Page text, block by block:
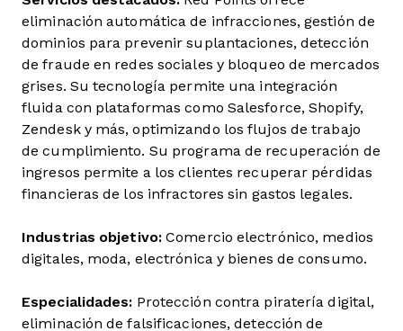
eliminación automática de infracciones, gestión de
dominios para prevenir suplantaciones, detección
de fraude en redes sociales y bloqueo de mercados
grises. Su tecnología permite una integración
fluida con plataformas como Salesforce, Shopify,
Zendesk y más, optimizando los flujos de trabajo
de cumplimiento. Su programa de recuperación de
ingresos permite a los clientes recuperar pérdidas
financieras de los infractores sin gastos legales.
Industrias objetivo: Comercio electrónico, medios
digitales, moda, electrónica y bienes de consumo.
Especialidades: Protección contra piratería digital,
eliminación de falsificaciones, detección de